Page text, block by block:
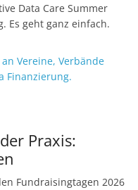
Data Care Summer
Es geht ganz einfach.
Praxis:
Fundraisingtagen 2026